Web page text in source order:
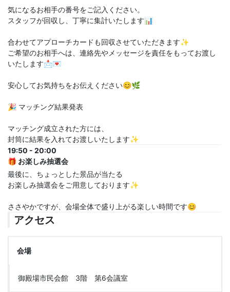
気になるお相手の番号をご記入ください。
スタッフが回収し、丁寧に集計いたします📊
合わせてアプローチカードも回収させていただきます✨
ご希望のお相手へは、連絡先やメッセージを責任をもってお渡し
いたします📩💌
安心してお気持ちをお伝えください😊🌿
🎉 マッチング結果発表
マッチング成立された方には、
封筒に結果を入れてお渡しいたします✨
19:50 - 20:00
🎁 お楽しみ抽選会
最後に、ちょっとした景品が当たる
お楽しみ抽選会をご用意しております✨
ささやかですが、会場全体で盛り上がる楽しい時間です😊
アクセス
会場
御殿場市民会館 3階 第6会議室